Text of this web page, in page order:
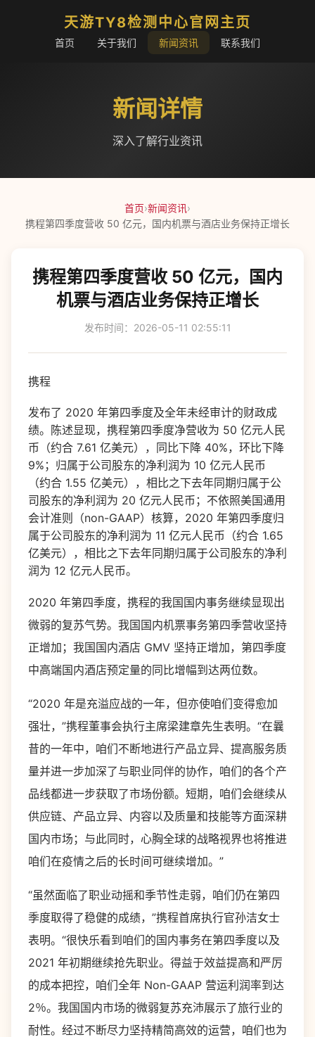
天游TY8检测中心官网主页
首页 关于我们 新闻资讯 联系我们
新闻详情
深入了解行业资讯
首页›新闻资讯›
携程第四季度营收 50 亿元，国内机票与酒店业务保持正增长
携程第四季度营收 50 亿元，国内
机票与酒店业务保持正增长
发布时间：2026-05-11 02:55:11
携程
发布了 2020 年第四季度及全年未经审计的财政成
绩。陈述显现，携程第四季度净营收为 50 亿元人民
币（约合 7.61 亿美元），同比下降 40%，环比下降
9%；归属于公司股东的净利润为 10 亿元人民币
（约合 1.55 亿美元），相比之下去年同期归属于公
司股东的净利润为 20 亿元人民币；不依照美国通用
会计准则（non-GAAP）核算，2020 年第四季度归
属于公司股东的净利润为 11 亿元人民币（约合 1.65
亿美元），相比之下去年同期归属于公司股东的净利
润为 12 亿元人民币。
2020 年第四季度，携程的我国国内事务继续显现出
微弱的复苏气势。我国国内机票事务第四季营收坚持
正增加；我国国内酒店 GMV 坚持正增加，第四季度
中高端国内酒店预定量的同比增幅到达两位数。
“2020 年是充溢应战的一年，但亦使咱们变得愈加
强壮，”携程董事会执行主席梁建章先生表明。“在曩
昔的一年中，咱们不断地进行产品立异、提高服务质
量并进一步加深了与职业同伴的协作，咱们的各个产
品线都进一步获取了市场份额。短期，咱们会继续从
供应链、产品立异、内容以及质量和技能等方面深耕
国内市场；与此同时，心胸全球的战略视界也将推进
咱们在疫情之后的长时间可继续增加。”
“虽然面临了职业动摇和季节性走弱，咱们仍在第四
季度取得了稳健的成绩，”携程首席执行官孙洁女士
表明。“很快乐看到咱们的国内事务在第四季度以及
2021 年初期继续抢先职业。得益于效益提高和严厉
的成本把控，咱们全年 Non-GAAP 营运利润率到达
2％。我国国内市场的微弱复苏充沛展示了旅行业的
耐性。经过不断尽力坚持精简高效的运营，咱们也为